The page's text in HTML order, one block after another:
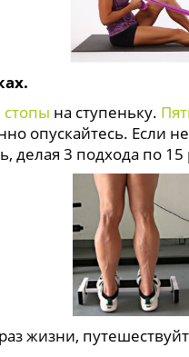
стопы на ступеньку.
опускайтесь. Если
делая 3 подхода по 15
жизни,